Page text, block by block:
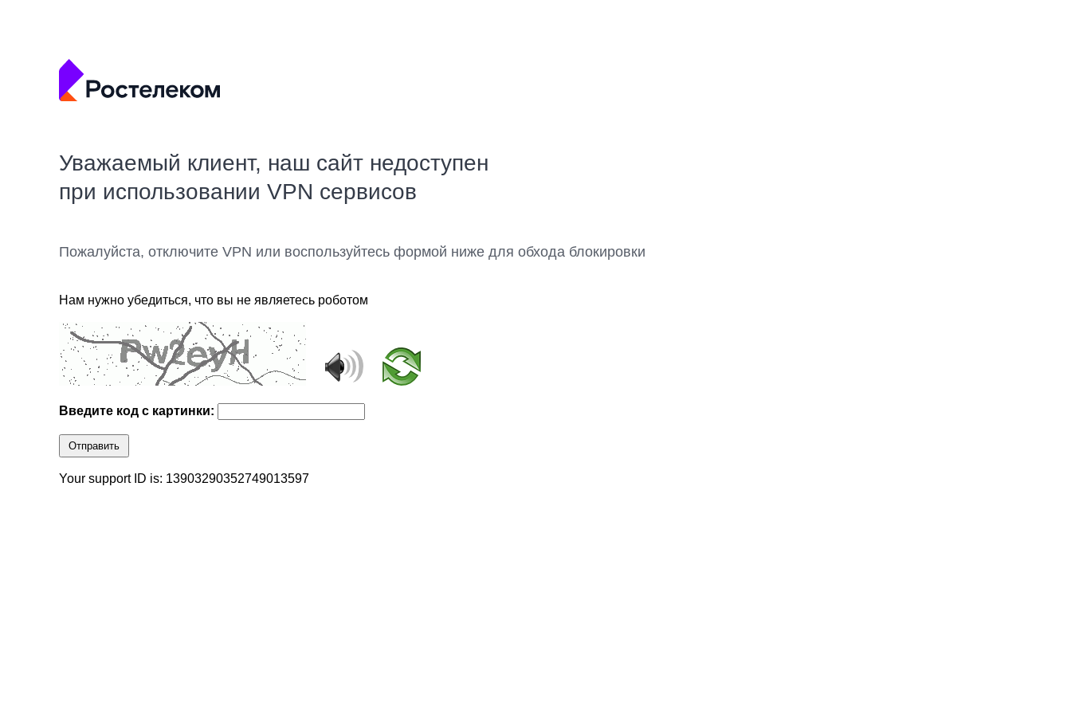
Уважаемый клиент, наш сайт недоступен
при использовании VPN сервисов
Пожалуйста, отключите VPN или воспользуйтесь формой ниже для обхода блокировки
Нам нужно убедиться, что вы не являетесь роботом
Введите код с картинки:
Отправить
Your support ID is: 13903290352749013597